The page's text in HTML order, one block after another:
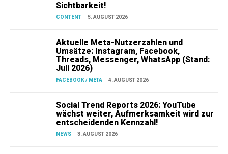
Sichtbarkeit!
CONTENT 5. AUGUST 2026
Aktuelle Meta-Nutzerzahlen und
Umsätze: Instagram, Facebook,
Threads, Messenger, WhatsApp (Stand:
Juli 2026)
FACEBOOK / META 4. AUGUST 2026
Social Trend Reports 2026: YouTube
wächst weiter, Aufmerksamkeit wird zur
entscheidenden Kennzahl!
NEWS 3. AUGUST 2026